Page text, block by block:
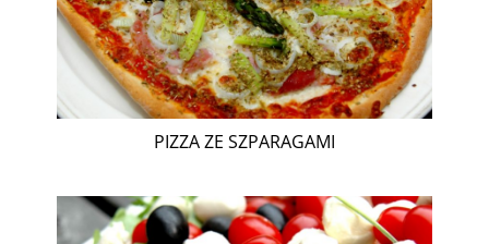
PIZZA ZE SZPARAGAMI